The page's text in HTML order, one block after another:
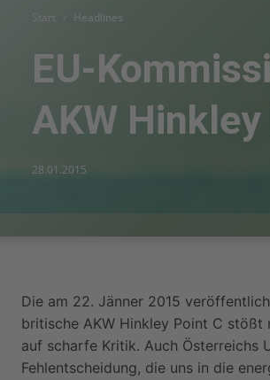
Start Headlines
EU-
AKW
28.01.2015
Die am 22. Jänner 2015
britische AKW Hinkley Point C
auf scharfe Kritik. Auch Österreichs
Fehlentscheidung, die uns in die